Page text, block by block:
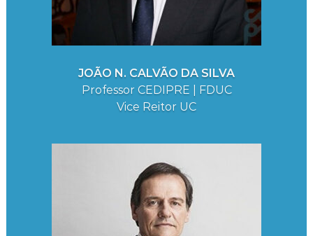
JOÃO N. CALVÃO DA SILVA
Professor CEDIPRE | FDUC
Vice Reitor UC